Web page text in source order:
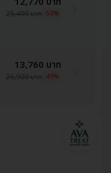
25,400 บาท -50%
13,760 บาท
26,900 บาท -49%